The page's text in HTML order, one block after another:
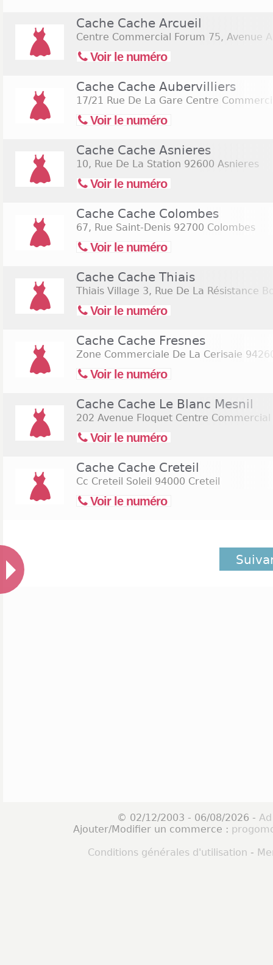
Cache Cache Arcueil
Centre Commercial Forum 75, Avenue
Voir le numéro
Cache Cache Aubervilliers
17/21 Rue De La Gare Centre
Voir le numéro
Cache Cache Asnieres
10, Rue De La Station 92600 Asnieres
Voir le numéro
Cache Cache Colombes
67, Rue Saint-Denis 92700 Colombes
Voir le numéro
Cache Cache Thiais
Thiais Village 3, Rue De La Résistance
Voir le numéro
Cache Cache Fresnes
Zone Commerciale De La Cerisaie
Voir le numéro
Cache Cache Le Blanc Mesnil
202 Avenue Floquet Centre
Voir le numéro
Cache Cache Creteil
Cc Creteil Soleil 94000 Creteil
Voir le numéro
© 02/12/2003 - 06/08/2026 -
Ajouter/Modifier un commerce :
Conditions générales d'utilisation -